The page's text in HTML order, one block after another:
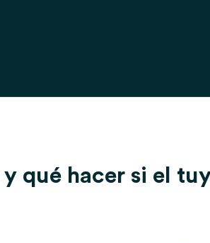
qué hacer si el